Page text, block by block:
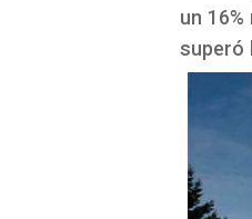
un
superó